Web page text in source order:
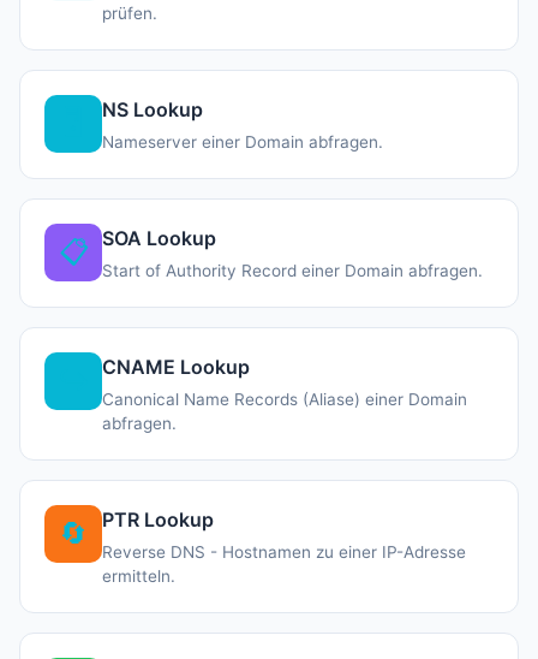
prüfen.
NS Lookup
Nameserver einer Domain abfragen.
📋 SOA Lookup
Start of Authority Record einer Domain abfragen.
CNAME Lookup
Canonical Name Records (Aliase) einer Domain
abfragen.
🔄 PTR Lookup
Reverse DNS - Hostnamen zu einer IP-Adresse
ermitteln.